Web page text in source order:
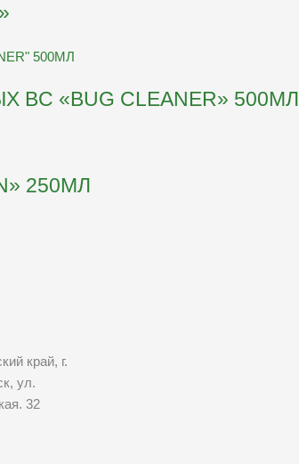
«BUG CLEANER» 500МЛ
250МЛ
край, г.
ул.
32